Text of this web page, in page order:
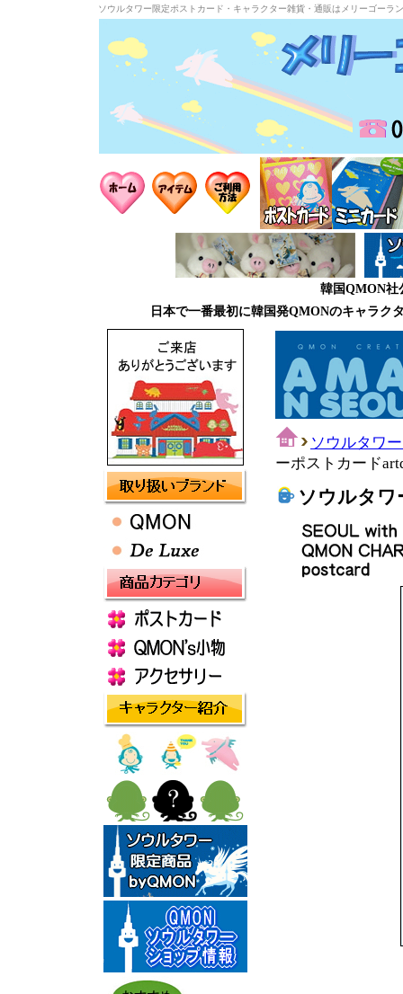
ソウルタワー限定ポストカード・キャラクター雑貨・通販はメリーゴーラ
韓国QMON社
日本で一番最初に韓国発QMONのキャラク
ソウルタワ
ーポストカード
ソウルタワ